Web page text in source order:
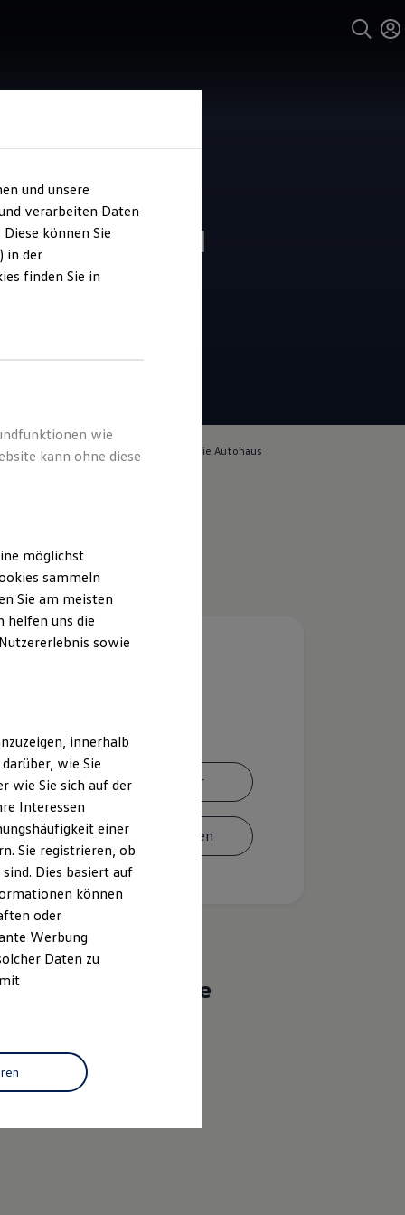
Tauwald
4.8| 76 Bewertungen
für die Inhalte auf dieser Seite ist die Autohaus
Ansprechpartner
Termin vereinbaren
Das sind unsere
Service
und unsere
verarbeiten Daten
können Sie
in der
finden Sie in
wie
kann ohne diese
möglichst
sammeln
Sie am meisten
helfen uns die
sowie
innerhalb
wie Sie
wie Sie sich auf der
Interessen
einer
Sie registrieren, ob
Dies basiert auf
können
oder
Werbung
Daten zu